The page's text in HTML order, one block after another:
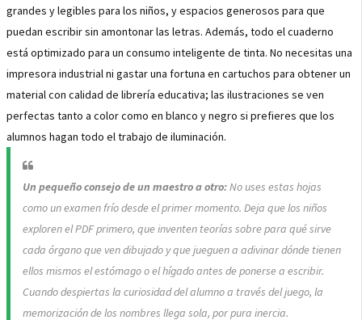
grandes y legibles para los niños, y espacios generosos para que
puedan escribir sin amontonar las letras. Además, todo el cuaderno
está optimizado para un consumo inteligente de tinta. No necesitas una
impresora industrial ni gastar una fortuna en cartuchos para obtener un
material con calidad de librería educativa; las ilustraciones se ven
perfectas tanto a color como en blanco y negro si prefieres que los
alumnos hagan todo el trabajo de iluminación.
Un pequeño consejo de un maestro a otro:No uses estas hojas
como un examen frío desde el primer momento. Deja que los niños
exploren el PDF primero, que inventen teorías sobre para qué sirve
cada órgano que ven dibujado y que jueguen a adivinar dónde tienen
ellos mismos el estómago o el hígado antes de ponerse a escribir.
Cuando despiertas la curiosidad del alumno a través del juego, la
memorización de los nombres llega sola, por pura inercia.